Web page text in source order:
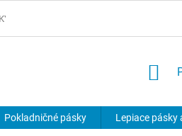
Pokladničné pásky Lepiace pásky